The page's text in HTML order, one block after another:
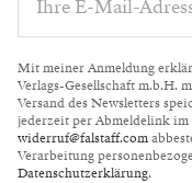
Mit meiner Anmeldung
Verlags-Gesellschaft m.b.H.
Versand des Newsletters
jederzeit per Abmeldelink
widerruf@falstaff.com
Verarbeitung
Datenschutzerklärung.